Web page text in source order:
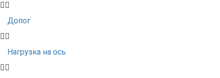
Допог
Нагрузка на ось